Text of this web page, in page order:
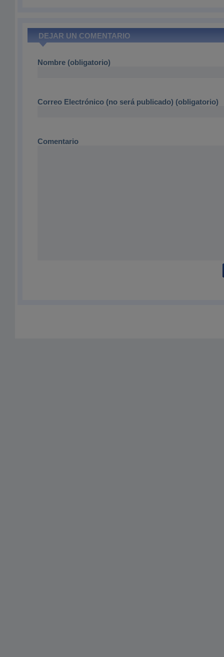
DEJAR UN COMENTARIO
Nombre (obligatorio)
Correo Electrónico (no será publicado) (obligatorio)
Comentario